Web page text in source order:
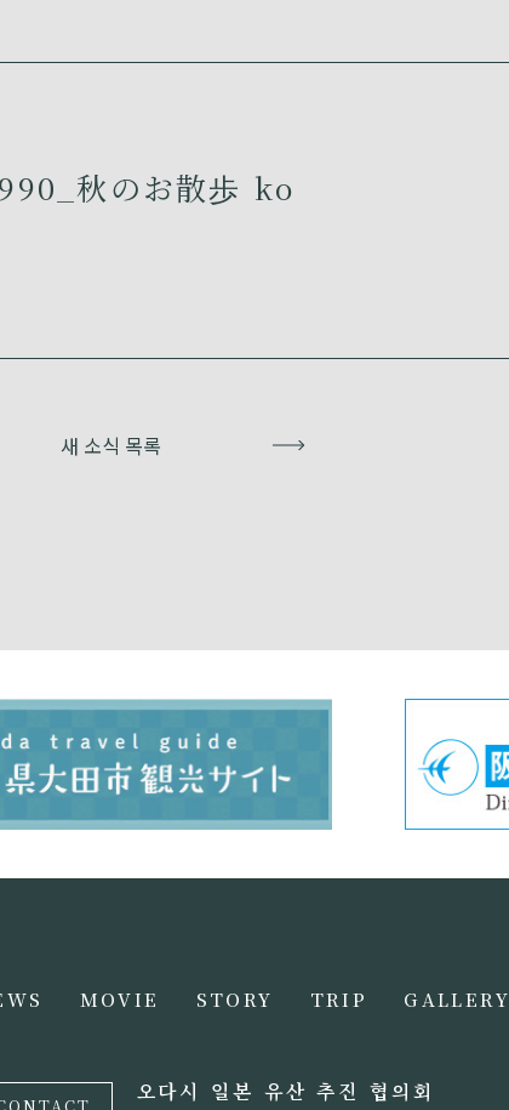
秋のお散歩 ko
새 소식 목록
MOVIE STORY TRIP GALLERY
오다시 일본 유산 추진 협의회